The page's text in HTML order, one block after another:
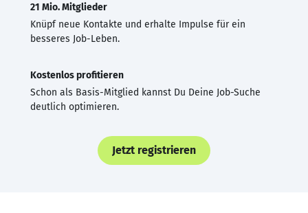
21 Mio. Mitglieder
Knüpf neue Kontakte und erhalte Impulse für ein
besseres Job-Leben.
Kostenlos profitieren
Schon als Basis-Mitglied kannst Du Deine Job-Suche
deutlich optimieren.
Jetzt registrieren